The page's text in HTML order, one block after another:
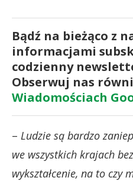
Bądź na bieżąco z
informacjami
codzienny
Obserwuj nas
Wiadomościach
– Ludzie są bardzo
we wszystkich krajach
wykształcenie, na to czy